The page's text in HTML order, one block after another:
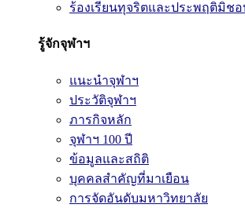
ร้องเรียนทุจริตและประพฤติมิชอ
รู้จักจุฬาฯ
แนะนำจุฬาฯ
ประวัติจุฬาฯ
ภารกิจหลัก
จุฬาฯ 100 ปี
ข้อมูลและสถิติ
บุคคลสำคัญที่มาเยือน
การจัดอันดับมหาวิทยาลัย